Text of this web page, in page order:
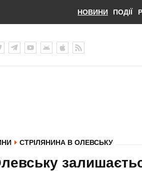
НОВИНИ ПОДІЇ
СТРІЛЯНИНА В ОЛЕВСЬКУ